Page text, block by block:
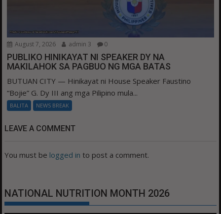
August 7, 2026 admin 3 0
PUBLIKO HINIKAYAT NI SPEAKER DY NA
MAKILAHOK SA PAGBUO NG MGA BATAS
BUTUAN CITY — Hinikayat ni House Speaker Faustino
“Bojie” G. Dy III ang mga Pilipino mula...
BALITA NEWS BREAK
LEAVE A COMMENT
You must be logged in to post a comment.
NATIONAL NUTRITION MONTH 2026